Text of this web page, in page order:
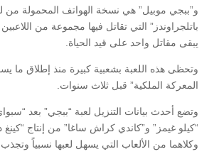
و”ببجي موبيل” هي نسخة الهواتف المحمولة من
باتلجراوندز” التي تقاتل فيها مجموعة من
يبقى مقاتل واحد على قيد الحياة.
وتحظى هذه اللعبة بشعبية كبيرة منذ إطلاق ما
المعركة الملكية” قبل ثلاث سنوات.
وتضع أحدث بيانات التنزيل لعبة “ببجي” بعد
“كيلو غيمز” و”كاندي كراش ساغا” من إنتاج “كينغ
وكلاهما من الألعاب التي يسهل لعبها نسبياً